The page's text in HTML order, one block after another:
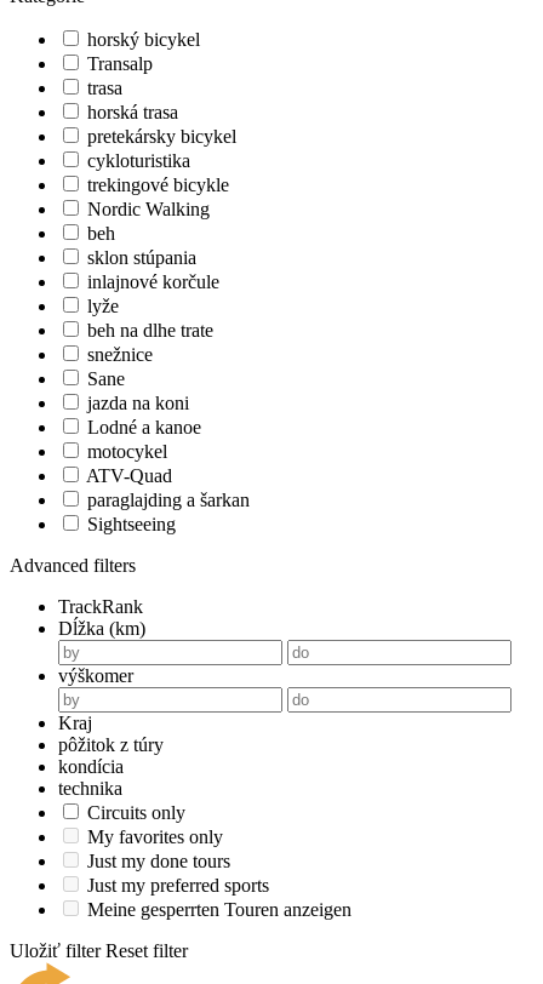
horský bicykel
Transalp
trasa
horská trasa
pretekársky bicykel
cykloturistika
trekingové bicykle
Nordic Walking
beh
sklon stúpania
inlajnové korčule
lyže
beh na dlhe trate
snežnice
Sane
jazda na koni
Lodné a kanoe
motocykel
ATV-Quad
paraglajding a šarkan
Sightseeing
Advanced filters
TrackRank
Dĺžka (km)
výškomer
Kraj
pôžitok z túry
kondícia
technika
Circuits only
My favorites only
Just my done tours
Just my preferred sports
Meine gesperrten Touren anzeigen
Uložiť filter Reset filter